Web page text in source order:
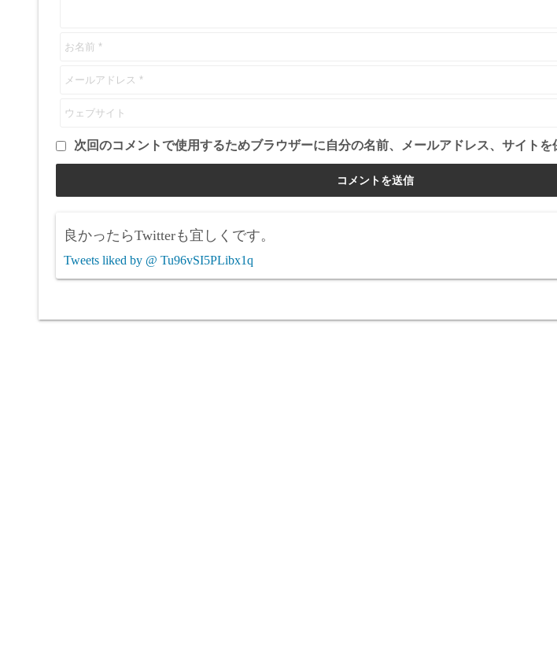
次回のコメントで使用するためブラウザーに自分の名前、メールアドレス、サイトを
良かったらTwitterも宜しくです。
Tweets liked by @ Tu96vSI5PLibx1q